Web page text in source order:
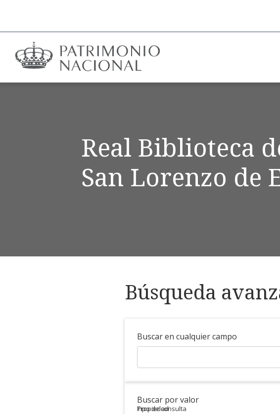
Real Biblioteca
San Lorenzo de
Búsqueda
Buscar en cualquier campo
Buscar por valor
Propiedad
Tipo de consulta